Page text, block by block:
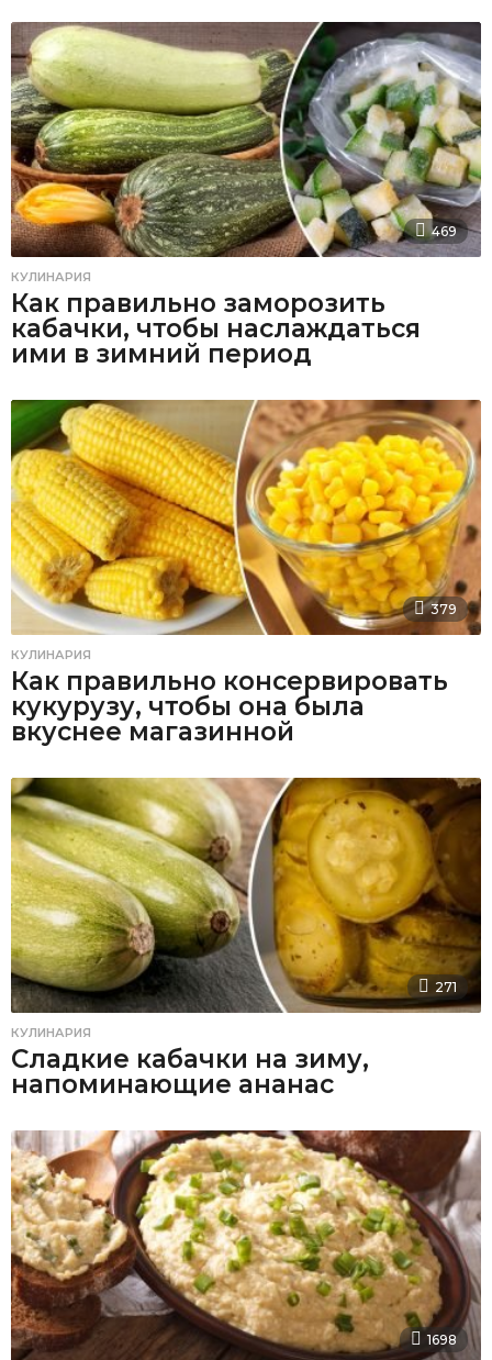
469
КУЛИНАРИЯ
Как правильно заморозить
кабачки, чтобы наслаждаться
ими в зимний период
379
КУЛИНАРИЯ
Как правильно консервировать
кукурузу, чтобы она была
вкуснее магазинной
271
КУЛИНАРИЯ
Сладкие кабачки на зиму,
напоминающие ананас
1698